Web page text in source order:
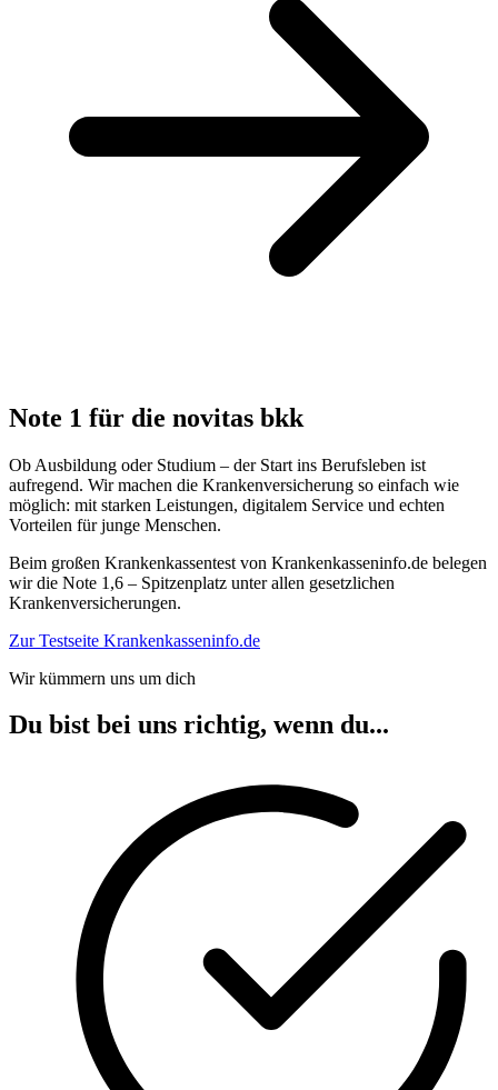
Note 1 für die novitas bkk
Ob Ausbildung oder Studium – der Start ins Berufsleben ist
aufregend. Wir machen die Krankenversicherung so einfach wie
möglich: mit starken Leistungen, digitalem Service und echten
Vorteilen für junge Menschen.
Beim großen Krankenkassentest von Krankenkasseninfo.de belegen
wir die Note 1,6 – Spitzenplatz unter allen gesetzlichen
Krankenversicherungen.
Zur Testseite Krankenkasseninfo.de
Wir kümmern uns um dich
Du bist bei uns richtig, wenn du...